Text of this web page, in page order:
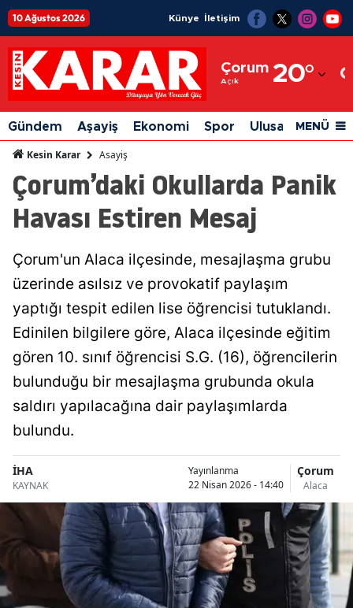
10 Ağustos 2026 Künye İletişim
Çorum
Açık 20°
Adıyaman
Afyonkarahisar
Ağrı
Amasya
Ankara
Artvin
Aydın
Balıkesir
Bilecik
Bingöl
Bolu
Burdur
Bursa
Çanakkale
Çankırı
Gündem Aşayiş Ekonomi Spor Ulusal Siyaset
MENÜ
Kesin Karar Asayiş
Çorum’daki Okullarda Panik
Havası Estiren Mesaj
Çorum'un Alaca ilçesinde, mesajlaşma grubu
üzerinde asılsız ve provokatif paylaşım
yaptığı tespit edilen lise öğrencisi tutuklandı.
Edinilen bilgilere göre, Alaca ilçesinde eğitim
gören 10. sınıf öğrencisi S.G. (16), öğrencilerin
bulunduğu bir mesajlaşma grubunda okula
saldırı yapılacağına dair paylaşımlarda
bulundu.
İHA
KAYNAK
Yayınlanma
22 Nisan 2026 - 14:40
Çorum
Alaca